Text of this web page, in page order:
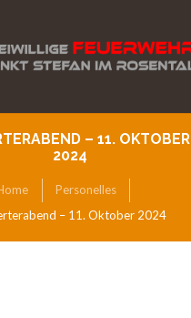
– 11. OKTOBER
2024
Personelles
– 11. Oktober 2024